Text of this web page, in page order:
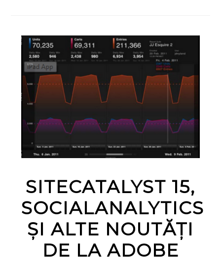
SITECATALYST 15,
SOCIALANALYTICS
ȘI ALTE NOUTĂȚI
DE LA ADOBE